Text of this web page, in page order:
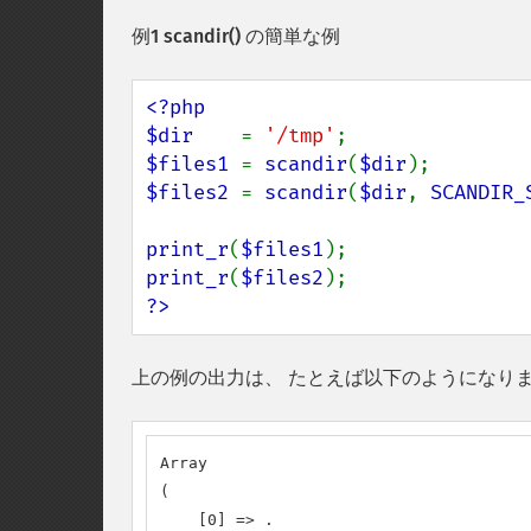
例1 scandir() の簡単な例
<?php
$dir = '/tmp'
$files1 = scandir($dir
$files2 = scandir($dir,
print_r($files1
print_r($files2
?>
上の例の出力は、 たとえば以下のようになりま
Array
(
    [0] => .